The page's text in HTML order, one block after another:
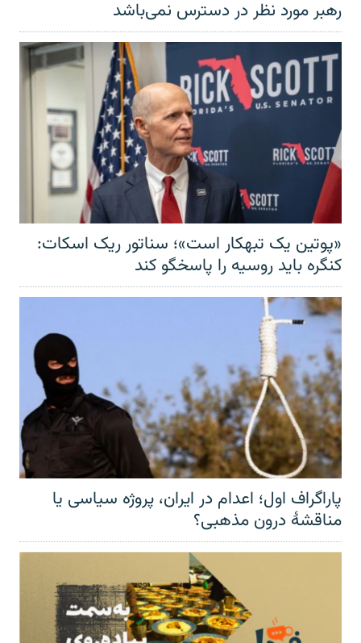
رهبر مورد نظر در دسترس نمی‌باشد
«پوتین یک تبهکار است»؛ سناتور ریک اسکات:
کنگره باید روسیه را پاسخگو کند
پاراگراف اول؛ اعدام در ایران، پروژه سیاسی یا
مناقشهٔ درون مذهبی؟